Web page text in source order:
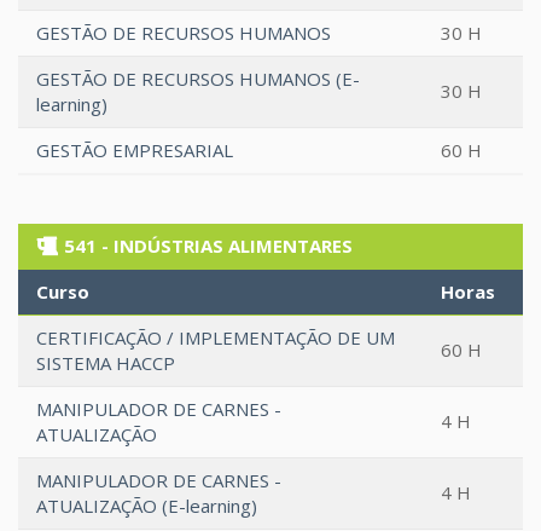
GESTÃO DE RECURSOS HUMANOS
30 H
GESTÃO DE RECURSOS HUMANOS (E-
learning)
30 H
GESTÃO EMPRESARIAL 60 H
541 - INDÚSTRIAS ALIMENTARES
Curso
Horas
CERTIFICAÇÃO / IMPLEMENTAÇÃO DE UM
SISTEMA HACCP
60 H
MANIPULADOR DE CARNES -
ATUALIZAÇÃO
4 H
MANIPULADOR DE CARNES -
ATUALIZAÇÃO (E-learning)
4 H